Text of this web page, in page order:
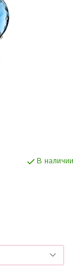
В наличии